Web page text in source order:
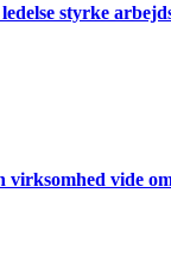
styrke
virksomhed vide